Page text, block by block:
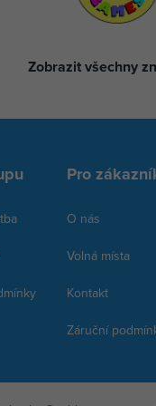
Zobrazit všechny
Pro
O nás
Volná místa
Kontakt
Záruční